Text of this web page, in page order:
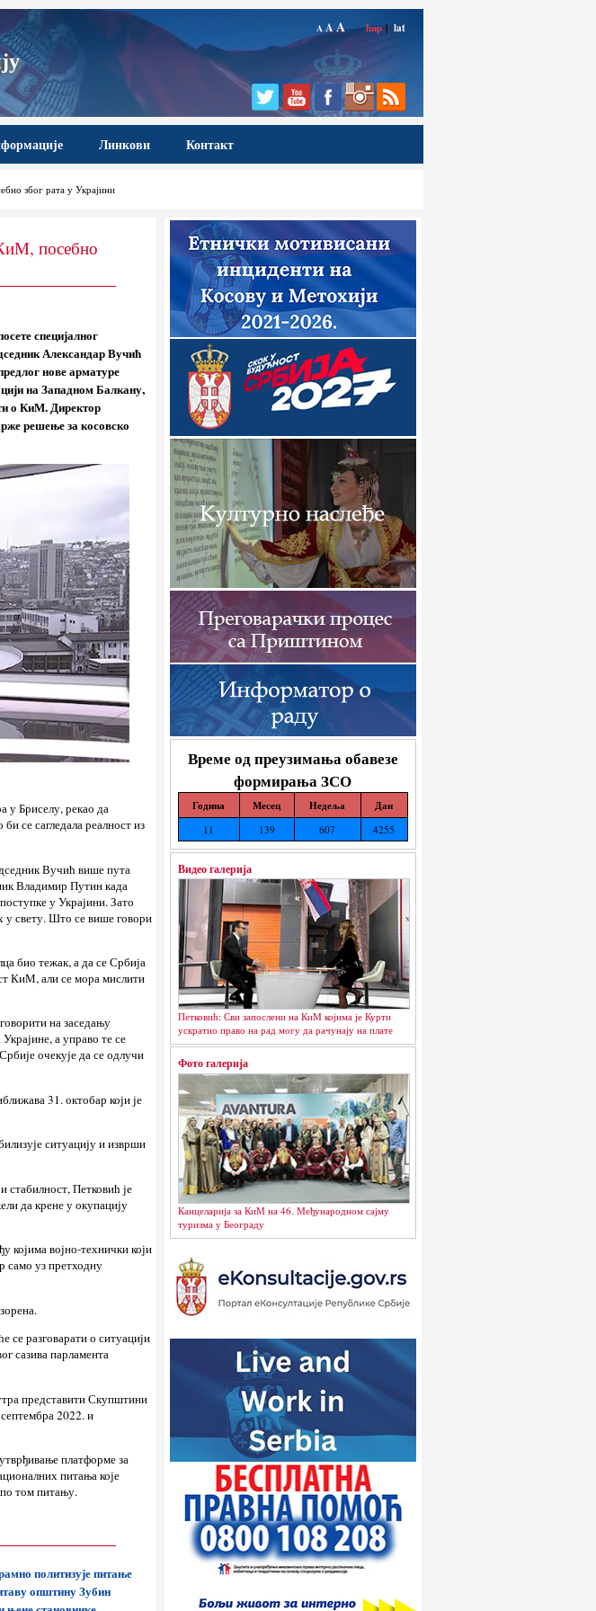
A AA ћир | lat
Линкови Контакт
због рата у Украјини
Време од преузимања обавезе
формирања ЗСО
Година Месец Недеља Дан
11 139 607 4255
Видео галерија
Петковић: Сви запослени на КиМ којима је Курти
ускратио право на рад могу да рачунају на плате
Фото галерија
Канцеларија за КиМ на 46. Међународном сајму
туризма у Београду
посебно
специјалног
Александар Вучић
нове арматуре
на Западном Балкану,
о КиМ. Директор
решење за косовско
у Бриселу, рекао да
се сагледала реалност из
Вучић више пута
Владимир Путин када
у Украјини. Зато
у свету. Што се више говори
био тежак, а да се Србија
КиМ, али се мора мислити
на заседању
а управо те се
очекује да се одлучи
31. октобар који је
ситуацију и изврши
стабилност, Петковић је
да крене у окупацију
којима војно-технички који
само уз претходну
се разговарати о ситуацији
сазива парламента
представити Скупштини
2022. и
платформе за
питања које
том питању.
политизује питање
општину Зубин